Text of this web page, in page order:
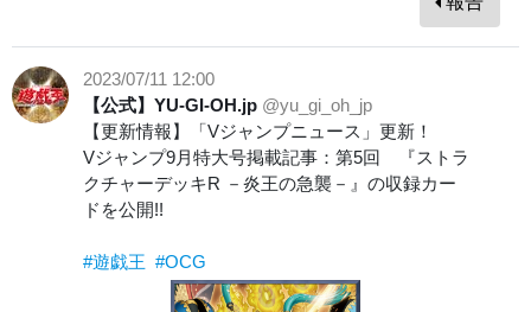
2023/07/11 12:00
【公式】YU-GI-OH.jp @yu_gi_oh_jp
【更新情報】「Vジャンプニュース」更新！
Vジャンプ9月特大号掲載記事：第5回 『ストラ
クチャーデッキR －炎王の急襲－』の収録カー
ドを公開!!
#遊戯王 #OCG